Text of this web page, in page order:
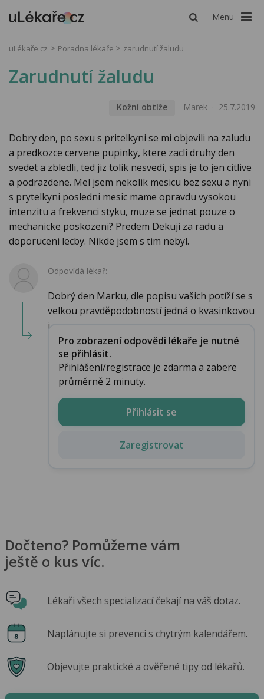
Menu
uLékaře.cz Poradna lékaře zarudnutí žaludu
Zarudnutí žaludu
Kožní obtíže Marek 25.7.2019
Dobry den, po sexu s pritelkyni se mi objevili na zaludu
a predkozce cervene pupinky, ktere zacli druhy den
svedet a zbledli, ted jiz tolik nesvedi, spis je to jen citlive
a podrazdene. Mel jsem nekolik mesicu bez sexu a nyni
s prytelkyni posledni mesic mame opravdu vysokou
intenzitu a frekvenci styku, muze se jednat pouze o
mechanicke poskozeni? Predem Dekuji za radu a
doporuceni lecby. Nikde jsem s tim nebyl.
Odpovídá lékař:
Dobrý den Marku, dle popisu vašich potíží se s
velkou pravděpodobností jedná o kvasinkovou
i...
Pro zobrazení odpovědi lékaře je nutné
se přihlásit.
Přihlášení/registrace je zdarma a zabere
průměrně 2 minuty.
Přihlásit se
Zaregistrovat
Dočteno? Pomůžeme vám
ještě o kus víc.
Lékaři všech specializací čekají na váš dotaz.
Naplánujte si prevenci s chytrým kalendářem.
Objevujte praktické a ověřené tipy od lékařů.